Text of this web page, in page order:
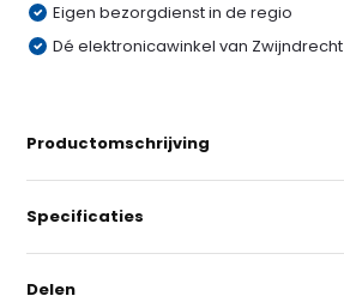
Eigen bezorgdienst in de regio
Dé elektronicawinkel van Zwijndrecht
Productomschrijving
Specificaties
Delen